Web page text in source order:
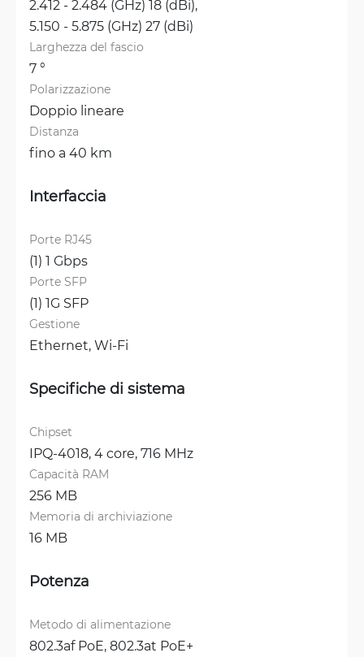
2.412 - 2.484 (GHz) 18 (dBi),
5.150 - 5.875 (GHz) 27 (dBi)
Larghezza del fascio
7 °
Polarizzazione
Doppio lineare
Distanza
fino a 40 km
Interfaccia
Porte RJ45
(1) 1 Gbps
Porte SFP
(1) 1G SFP
Gestione
Ethernet, Wi-Fi
Specifiche di sistema
Chipset
IPQ-4018, 4 core, 716 MHz
Capacità RAM
256 MB
Memoria di archiviazione
16 MB
Potenza
Metodo di alimentazione
802.3af PoE, 802.3at PoE+